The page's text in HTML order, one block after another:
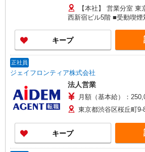
え、同社規定により決定
までも目安の金額であり
可能性があります。
【本社】 営業分室
西新宿ビル5階 ■受動喫煙対策：屋内全面禁煙
キープ
正社員
ジェイフロンティア株式会社
法人営業
月額（基本給）：
東京都渋谷区桜丘町9-
キープ